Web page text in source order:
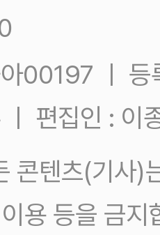
아00197 ㅣ
편집인 : 이
콘텐츠(기사)
용 등을 금지